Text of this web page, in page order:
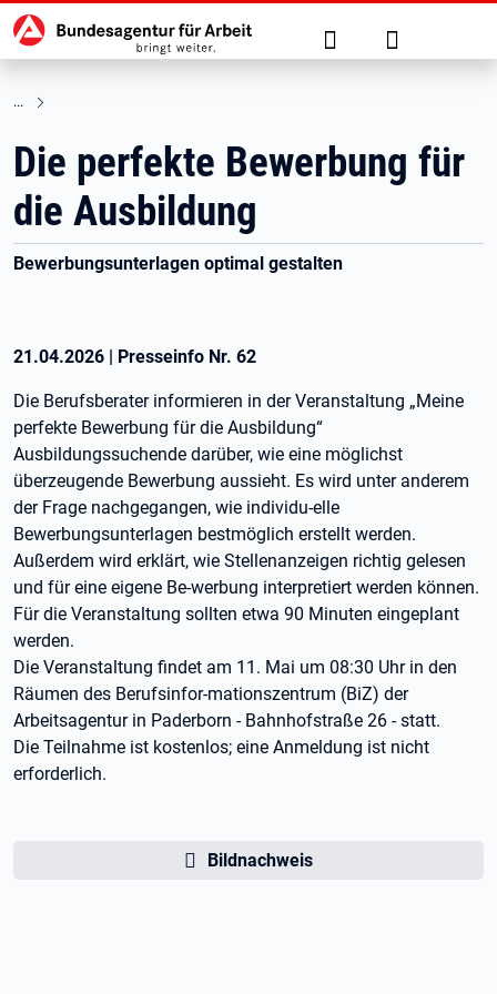
zu den Hauptinhalten springen
Hauptnavigation Suche Anmelden
Die perfekte Bewerbung für
die Ausbildung
Bewerbungsunterlagen optimal gestalten
21.04.2026 | Presseinfo Nr. 62
Die Berufsberater informieren in der Veranstaltung „Meine
perfekte Bewerbung für die Ausbildung“
Ausbildungssuchende darüber, wie eine möglichst
überzeugende Bewerbung aussieht. Es wird unter anderem
der Frage nachgegangen, wie individu-elle
Bewerbungsunterlagen bestmöglich erstellt werden.
Außerdem wird erklärt, wie Stellenanzeigen richtig gelesen
und für eine eigene Be-werbung interpretiert werden können.
Für die Veranstaltung sollten etwa 90 Minuten eingeplant
werden.
Die Veranstaltung findet am 11. Mai um 08:30 Uhr in den
Räumen des Berufsinfor-mationszentrum (BiZ) der
Arbeitsagentur in Paderborn - Bahnhofstraße 26 - statt.
Die Teilnahme ist kostenlos; eine Anmeldung ist nicht
erforderlich.
Bildnachweis